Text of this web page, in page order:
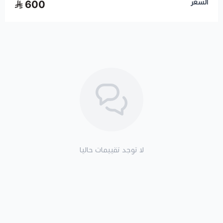
السعر 600
لا توجد تقييمات حاليا